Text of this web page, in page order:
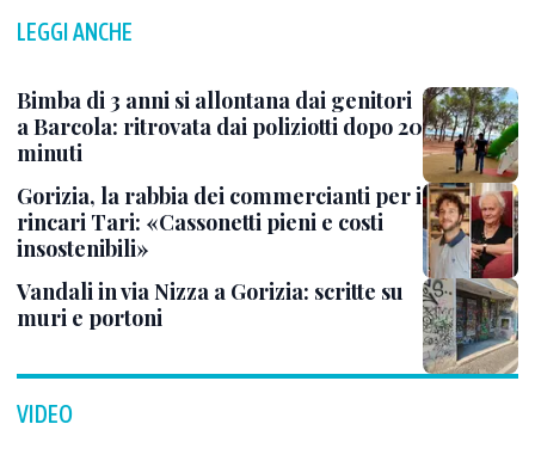
LEGGI ANCHE
Bimba di 3 anni si allontana dai genitori
a Barcola: ritrovata dai poliziotti dopo 20
minuti
Gorizia, la rabbia dei commercianti per i
rincari Tari: «Cassonetti pieni e costi
insostenibili»
Vandali in via Nizza a Gorizia: scritte su
muri e portoni
VIDEO